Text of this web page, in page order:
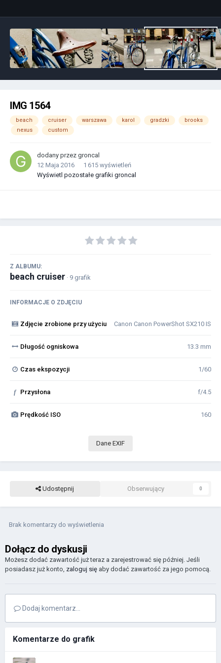
IMG 1564
beach cruiser warszawa karol gradzki
brooks
nexus
custom
dodany przez groncal
12 Maja 2016
1 615 wyświetleń
Wyświetl pozostałe grafiki groncal
Z ALBUMU:
beach cruiser · 9 grafik
INFORMACJE O ZDJĘCIU
Zdjęcie zrobione przy użyciu Canon Canon PowerShot SX210 IS
Długość ogniskowa 13.3 mm
Czas ekspozycji 1/60
f Przysłona f/4.5
Prędkość ISO 160
Dane EXIF
Udostępnij Obserwujący 0
Brak komentarzy do wyświetlenia
Dołącz do dyskusji
Możesz dodać zawartość już teraz a zarejestrować się później. Jeśli
posiadasz już konto, zaloguj się aby dodać zawartość za jego pomocą.
Dodaj komentarz...
Komentarze do grafik